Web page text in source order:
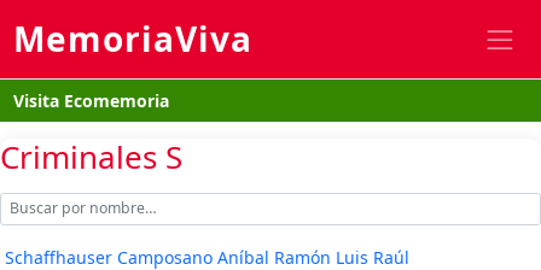
MemoriaViva
Visita Ecomemoria
Criminales S
Schaffhauser Camposano Aníbal Ramón Luis Raúl